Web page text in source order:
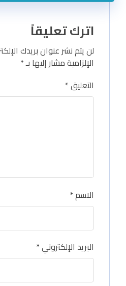
اترك تعليقاً
لن يتم نشر عنوان بريدك
الإلزامية مشار إليها بـ*
التعليق*
الاسم*
البريد الإلكتروني*